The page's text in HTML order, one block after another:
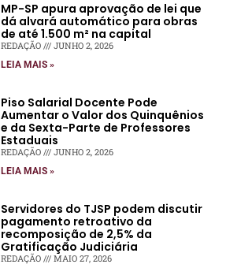
MP-SP apura aprovação de lei que
dá alvará automático para obras
de até 1.500 m² na capital
REDAÇÃO JUNHO 2, 2026
LEIA MAIS »
Piso Salarial Docente Pode
Aumentar o Valor dos Quinquênios
e da Sexta-Parte de Professores
Estaduais
REDAÇÃO JUNHO 2, 2026
LEIA MAIS »
Servidores do TJSP podem discutir
pagamento retroativo da
recomposição de 2,5% da
Gratificação Judiciária
REDAÇÃO MAIO 27, 2026